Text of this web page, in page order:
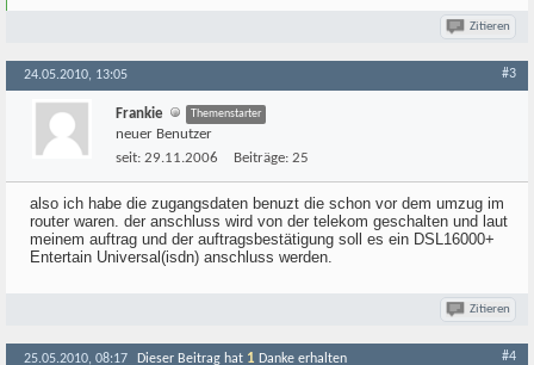
Zitieren
24.05.2010, 13:05 #3
Frankie Themenstarter
neuer Benutzer
seit: 29.11.2006 Beiträge: 25
also ich habe die zugangsdaten benuzt die schon vor dem umzug im
router waren. der anschluss wird von der telekom geschalten und laut
meinem auftrag und der auftragsbestätigung soll es ein DSL16000+
Entertain Universal(isdn) anschluss werden.
Zitieren
25.05.2010, 08:17 Dieser Beitrag hat 1 Danke erhalten
#4